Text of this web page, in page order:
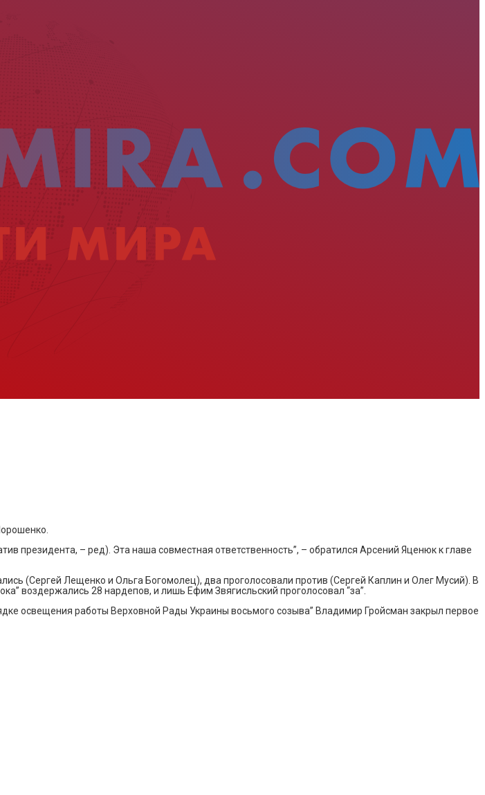
президента, – ред). Эта наша совместная ответственность”, – обратился Арсений Яценюк к главе
(Сергей Лещенко и Ольга Богомолец), два проголосовали против (Сергей Каплин и Олег Мусий). В
воздержались 28 нардепов, и лишь Ефим Звягисльский проголосовал “за”.
освещения работы Верховной Рады Украины восьмого созыва” Владимир Гройсман закрыл первое